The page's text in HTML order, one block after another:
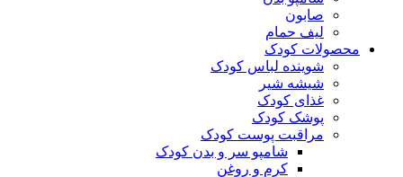
صابون
لیف حمام
محصولات کودک
شوینده لباس کودک
شیشه شیر
غذای کودک
پوشک کودک
مراقبت پوست کودک
شامپو سر و بدن کودک
کرم و روغن